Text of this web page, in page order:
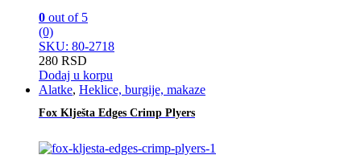
0 out of 5
(0)
SKU: 80-2718
280 RSD
Dodaj u korpu
Alatke, Heklice, burgije, makaze
Fox Klješta Edges Crimp Plyers